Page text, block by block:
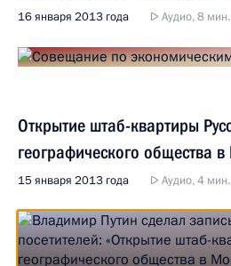
16 января 2013 года Аудио, 8 мин.
Открытие штаб-квартиры
географического общества
15 января 2013 года Аудио, 4 мин.